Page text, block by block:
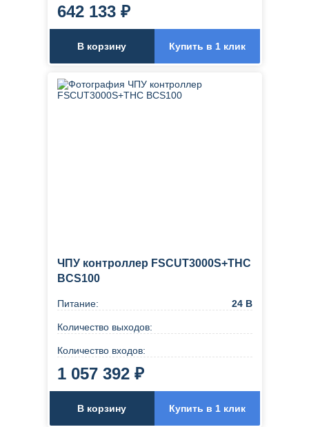
642 133 ₽
В корзину Купить в 1 клик
ЧПУ контроллер FSCUT3000S+THC
BCS100
Питание: 24 В
Количество выходов:
Количество входов:
1 057 392 ₽
В корзину Купить в 1 клик